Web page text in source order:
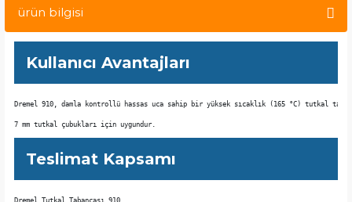
ürün bilgisi
Kullanıcı Avantajları
Dremel 910, damla kontrollü hassas uca sahip bir yüksek sıcaklık (165 °C) tutkal
7 mm tutkal çubukları için uygundur.
Teslimat Kapsamı
Dremel Tutkal Tabancası 910